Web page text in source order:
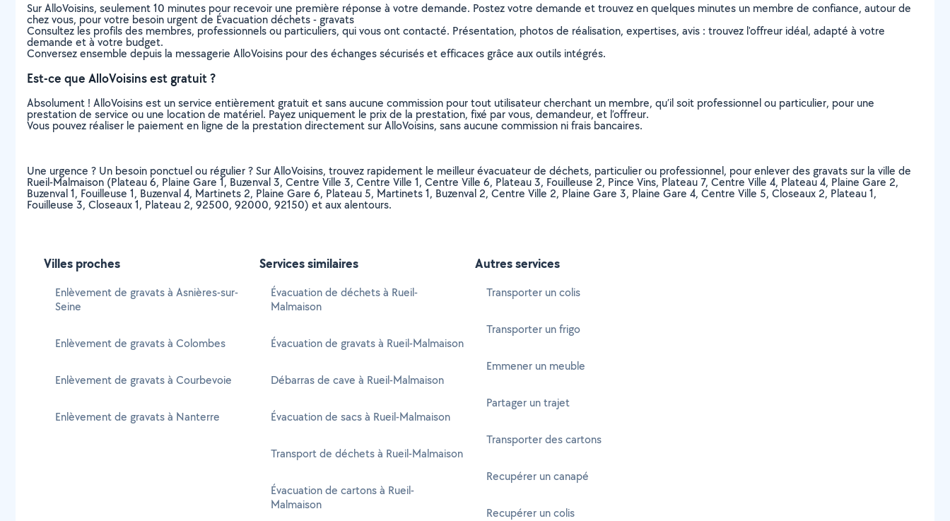
Sur AlloVoisins, seulement 10 minutes pour recevoir une première réponse à votre demande. Postez votre demande et trouvez en quelques minutes un membre de confiance, autour de
chez vous, pour votre besoin urgent de Évacuation déchets - gravats
Consultez les profils des membres, professionnels ou particuliers, qui vous ont contacté. Présentation, photos de réalisation, expertises, avis : trouvez l'offreur idéal, adapté à votre
demande et à votre budget.
Conversez ensemble depuis la messagerie AlloVoisins pour des échanges sécurisés et efficaces grâce aux outils intégrés.
Est-ce que AlloVoisins est gratuit ?
Absolument ! AlloVoisins est un service entièrement gratuit et sans aucune commission pour tout utilisateur cherchant un membre, qu’il soit professionnel ou particulier, pour une
prestation de service ou une location de matériel. Payez uniquement le prix de la prestation, fixé par vous, demandeur, et l’offreur.
Vous pouvez réaliser le paiement en ligne de la prestation directement sur AlloVoisins, sans aucune commission ni frais bancaires.
Une urgence ? Un besoin ponctuel ou régulier ? Sur AlloVoisins, trouvez rapidement le meilleur évacuateur de déchets, particulier ou professionnel, pour enlever des gravats sur la ville de
Rueil-Malmaison (Plateau 6, Plaine Gare 1, Buzenval 3, Centre Ville 3, Centre Ville 1, Centre Ville 6, Plateau 3, Fouilleuse 2, Pince Vins, Plateau 7, Centre Ville 4, Plateau 4, Plaine Gare 2,
Buzenval 1, Fouilleuse 1, Buzenval 4, Martinets 2, Plaine Gare 6, Plateau 5, Martinets 1, Buzenval 2, Centre Ville 2, Plaine Gare 3, Plaine Gare 4, Centre Ville 5, Closeaux 2, Plateau 1,
Fouilleuse 3, Closeaux 1, Plateau 2, 92500, 92000, 92150) et aux alentours.
Villes proches
Enlèvement de gravats à Asnières-sur-
Seine
Enlèvement de gravats à Colombes
Enlèvement de gravats à Courbevoie
Enlèvement de gravats à Nanterre
Services similaires
Évacuation de déchets à Rueil-
Malmaison
Évacuation de gravats à Rueil-Malmaison
Débarras de cave à Rueil-Malmaison
Évacuation de sacs à Rueil-Malmaison
Transport de déchets à Rueil-Malmaison
Évacuation de cartons à Rueil-
Malmaison
Autres services
Transporter un colis
Transporter un frigo
Emmener un meuble
Partager un trajet
Transporter des cartons
Recupérer un canapé
Recupérer un colis